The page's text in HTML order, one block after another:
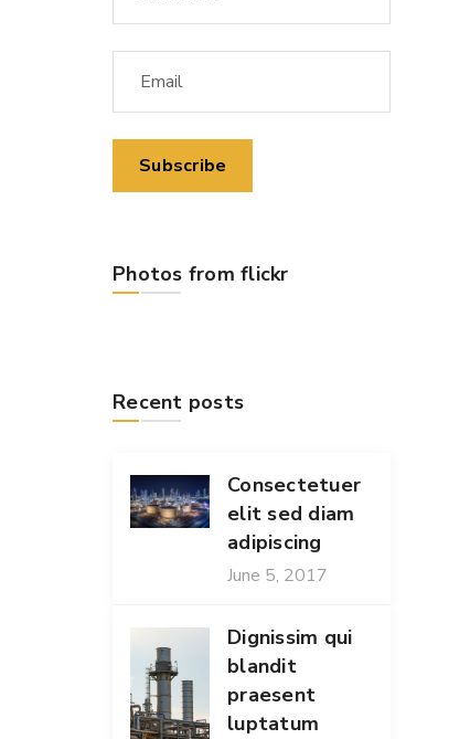
Photos from flickr
Recent posts
Consectetuer
elit sed diam
adipiscing
June 5, 2017
Dignissim qui
blandit
praesent
luptatum